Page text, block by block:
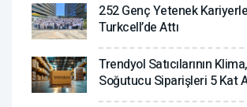
252 Genç Yetenek
Turkcell’de Attı
Trendyol Satıcılarının
Soğutucu Siparişleri 5 Kat